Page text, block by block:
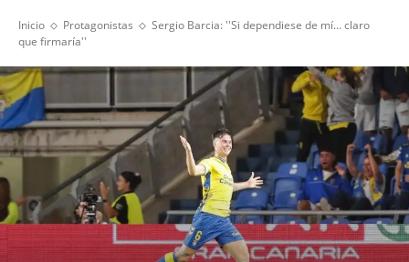
Inicio Protagonistas
Sergio Barcia: ''Si dependiese de mí... claro
que firmaría''